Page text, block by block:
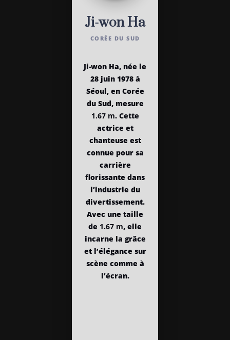
Ji-won Ha
CORÉE DU SUD
Ji-won Ha, née le
28 juin 1978 à
Séoul, en Corée
du Sud, mesure
1.67 m. Cette
actrice et
chanteuse est
connue pour sa
carrière
florissante dans
l’industrie du
divertissement.
Avec une taille
de 1.67 m, elle
incarne la grâce
et l’élégance sur
scène comme à
l’écran.